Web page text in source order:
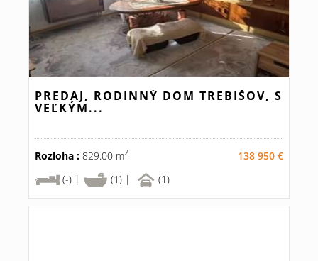
PREDAJ, RODINNÝ DOM TREBIŠOV, S
VEĽKÝM...
Rozloha : 829.00 m2
138 950 €
(-) |
(1) | (1)